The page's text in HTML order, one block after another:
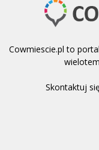
Cowmiescie.pl to
Skontaktuj